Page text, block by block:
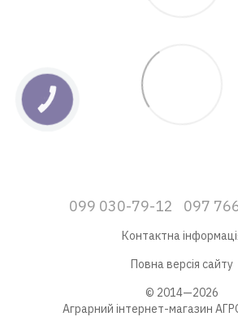
099 030-79-12 097
Контактна
Повна версія сайту
© 2014—2026
Аграрний інтернет-магазин
КНОПКА
ЗВ'ЯЗКУ